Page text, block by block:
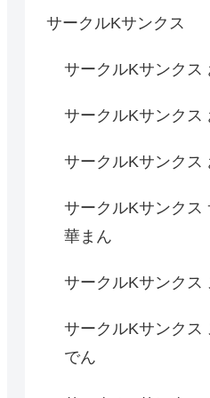
サークルKサンクス
サークルKサンクス
サークルKサンクス
サークルKサンクス
サークルKサンクス
華まん
サークルKサンクス
サークルKサンクス
でん